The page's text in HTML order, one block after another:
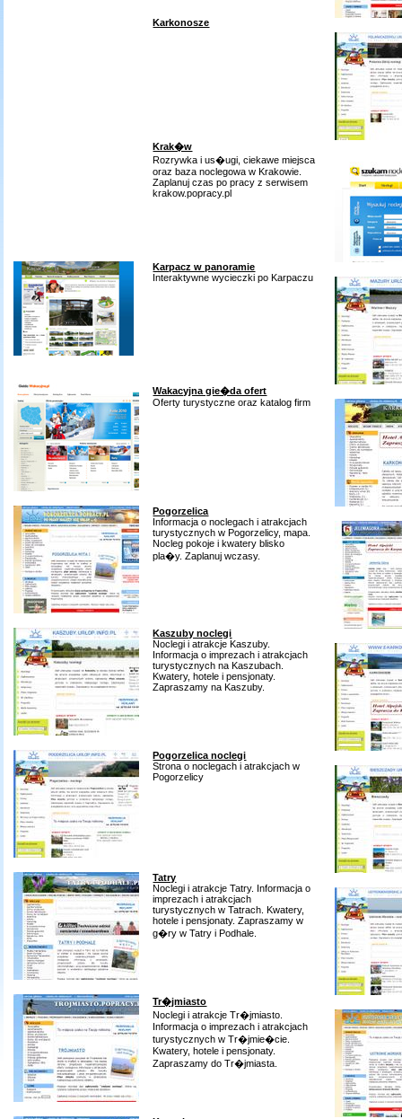
Karkonosze
Krak�w
Rozrywka i us�ugi, ciekawe miejsca
oraz baza noclegowa w Krakowie.
Zaplanuj czas po pracy z serwisem
krakow.popracy.pl
Karpacz w panoramie
Interaktywne wycieczki po Karpaczu
Wakacyjna gie�da ofert
Oferty turystyczne oraz katalog firm
Pogorzelica
Informacja o noclegach i atrakcjach
turystycznych w Pogorzelicy, mapa.
Nocleg pokoje i kwatery blisko
pla�y. Zaplanuj wczasy.
Kaszuby noclegi
Noclegi i atrakcje Kaszuby.
Informacja o imprezach i atrakcjach
turystycznych na Kaszubach.
Kwatery, hotele i pensjonaty.
Zapraszamy na Kaszuby.
Pogorzelica noclegi
Strona o noclegach i atrakcjach w
Pogorzelicy
Tatry
Noclegi i atrakcje Tatry. Informacja o
imprezach i atrakcjach
turystycznych w Tatrach. Kwatery,
hotele i pensjonaty. Zapraszamy w
g�ry w Tatry i Podhale.
Tr�jmiasto
Noclegi i atrakcje Tr�jmiasto.
Informacja o imprezach i atrakcjach
turystycznych w Tr�jmie�cie.
Kwatery, hotele i pensjonaty.
Zapraszamy do Tr�jmiasta.